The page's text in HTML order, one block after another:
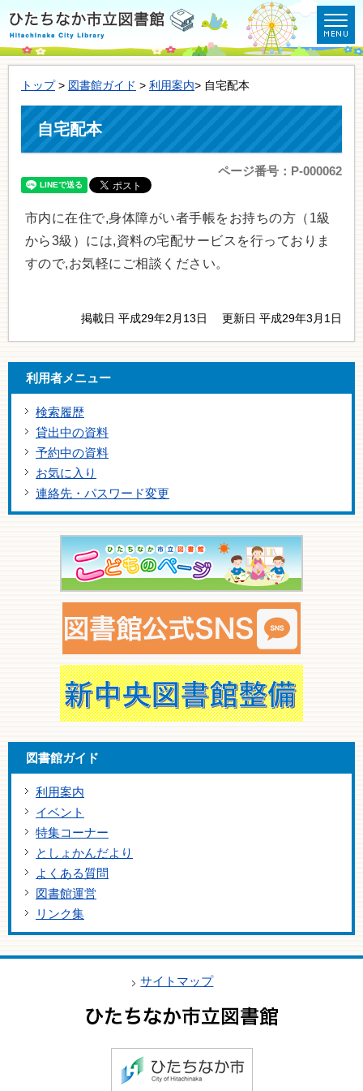
トップ> 図書館ガイド > 利用案内> 自宅配本
自宅配本
ページ番号：P-000062
市内に在住で,身体障がい者手帳をお持ちの方（1級
から3級）には,資料の宅配サービスを行っておりま
すので,お気軽にご相談ください。
掲載日 平成29年2月13日 更新日 平成29年3月1日
利用者メニュー
検索履歴
貸出中の資料
予約中の資料
お気に入り
連絡先・パスワード変更
図書館ガイド
利用案内
イベント
特集コーナー
としょかんだより
よくある質問
図書館運営
リンク集
サイトマップ